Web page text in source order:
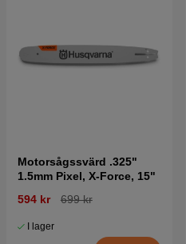
Motorsågssvärd .325"
1.5mm Pixel, X-Force, 15"
594 kr
699 kr
I lager